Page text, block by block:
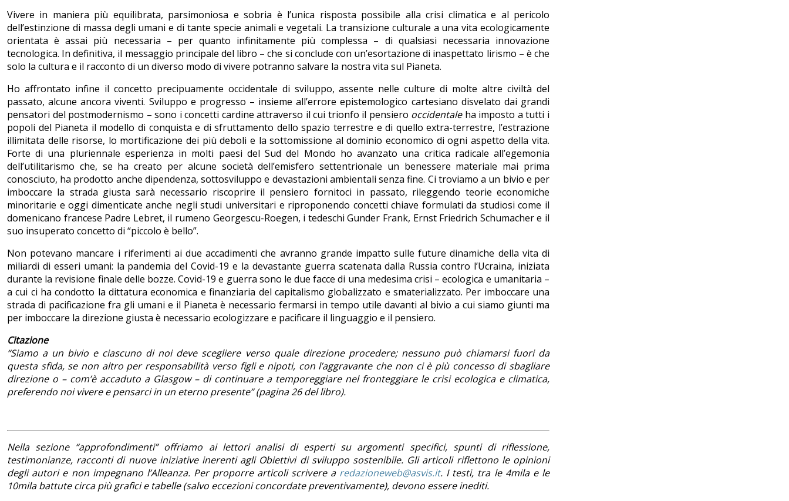
Vivere in maniera più equilibrata, parsimoniosa e sobria è l’unica risposta possibile alla crisi climatica e al pericolo
dell’estinzione di massa degli umani e di tante specie animali e vegetali. La transizione culturale a una vita ecologicamente
orientata è assai più necessaria – per quanto infinitamente più complessa – di qualsiasi necessaria innovazione
tecnologica. In definitiva, il messaggio principale del libro – che si conclude con un’esortazione di inaspettato lirismo – è che
solo la cultura e il racconto di un diverso modo di vivere potranno salvare la nostra vita sul Pianeta.
Ho affrontato infine il concetto precipuamente occidentale di sviluppo, assente nelle culture di molte altre civiltà del
passato, alcune ancora viventi. Sviluppo e progresso – insieme all’errore epistemologico cartesiano disvelato dai grandi
pensatori del postmodernismo – sono i concetti cardine attraverso il cui trionfo il pensiero occidentaleha imposto a tutti i
popoli del Pianeta il modello di conquista e di sfruttamento dello spazio terrestre e di quello extra-terrestre, l’estrazione
illimitata delle risorse, lo mortificazione dei più deboli e la sottomissione al dominio economico di ogni aspetto della vita.
Forte di una pluriennale esperienza in molti paesi del Sud del Mondo ho avanzato una critica radicale all’egemonia
dell’utilitarismo che, se ha creato per alcune società dell’emisfero settentrionale un benessere materiale mai prima
conosciuto, ha prodotto anche dipendenza, sottosviluppo e devastazioni ambientali senza fine. Ci troviamo a un bivio e per
imboccare la strada giusta sarà necessario riscoprire il pensiero fornitoci in passato, rileggendo teorie economiche
minoritarie e oggi dimenticate anche negli studi universitari e riproponendo concetti chiave formulati da studiosi come il
domenicano francese Padre Lebret, il rumeno Georgescu-Roegen, i tedeschi Gunder Frank, Ernst Friedrich Schumacher e il
suo insuperato concetto di “piccolo è bello”.
Non potevano mancare i riferimenti ai due accadimenti che avranno grande impatto sulle future dinamiche della vita di
miliardi di esseri umani: la pandemia del Covid-19 e la devastante guerra scatenata dalla Russia contro l’Ucraina, iniziata
durante la revisione finale delle bozze. Covid-19 e guerra sono le due facce di una medesima crisi – ecologica e umanitaria –
a cui ci ha condotto la dittatura economica e finanziaria del capitalismo globalizzato e smaterializzato. Per imboccare una
strada di pacificazione fra gli umani e il Pianeta è necessario fermarsi in tempo utile davanti al bivio a cui siamo giunti ma
per imboccare la direzione giusta è necessario ecologizzare e pacificare il linguaggio e il pensiero.
Citazione
“Siamo a un bivio e ciascuno di noi deve scegliere verso quale direzione procedere; nessuno può chiamarsi fuori da
questa sfida, se non altro per responsabilità verso figli e nipoti, con l’aggravante che non ci è più concesso di sbagliare
direzione o – com’è accaduto a Glasgow – di continuare a temporeggiare nel fronteggiare le crisi ecologica e climatica,
preferendo noi vivere e pensarci in un eterno presente” (pagina 26 del libro).
Nella sezione “approfondimenti” offriamo ai lettori analisi di esperti su argomenti specifici, spunti di riflessione,
testimonianze, racconti di nuove iniziative inerenti agli Obiettivi di sviluppo sostenibile. Gli articoli riflettono le opinioni
degli autori e non impegnano l’Alleanza. Per proporre articoli scrivere a redazioneweb@asvis.it. I testi, tra le 4mila e le
10mila battute circa più grafici e tabelle (salvo eccezioni concordate preventivamente), devono essere inediti.